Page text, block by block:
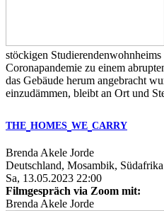
stöckigen
Coronapandemie zu einem
das Gebäude herum angebracht
einzudämmen, bleibt an Ort und
THE HOMES WE CARRY
Brenda Akele Jorde
Deutschland, Mosambik,
Sa, 13.05.2023 22:00
Filmgespräch via Zoom mit:
Brenda Akele Jorde